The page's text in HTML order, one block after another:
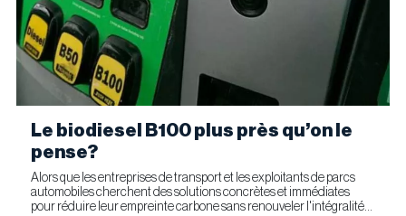
Le biodiesel B100 plus près qu’on le
pense?
Alors que les entreprises de transport et les exploitants de parcs
automobiles cherchent des solutions concrètes et immédiates
pour réduire leur empreinte carbone sans renouveler l'intégralité